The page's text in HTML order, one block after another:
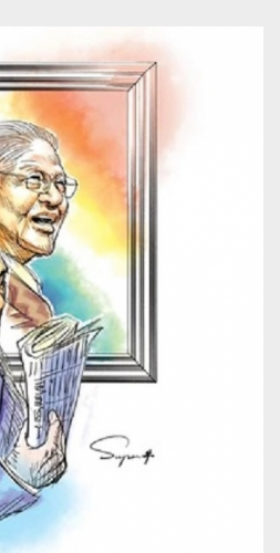
當台灣全面陷入混亂狀態，
的雙手重建秩序之時，蔣介
境，展開了激烈的鎮壓。全
、三萬左右的台灣人遭到虐
，至今依然不明。 此一時
了拯救眾人而奮力與國民黨
就是律師─湯德章。 在二二
個城市即將陷入暴動狀態
態惡化，為拯救台南市民而
始鎮壓市民時，也是他奮而
獻了自己而拯救了眾多台灣
日本人、母親為台灣人，就
一生，就是一個展現出
纏的羈絆之例子。 湯德章
縣，是一位警察。甲午戰
割讓給日本，為了促進台
便來到台灣，然而卻在二
事件暴動中被台灣人所殺，
。 即便父親為台灣人所殺，
灣，之後更追隨父親的腳